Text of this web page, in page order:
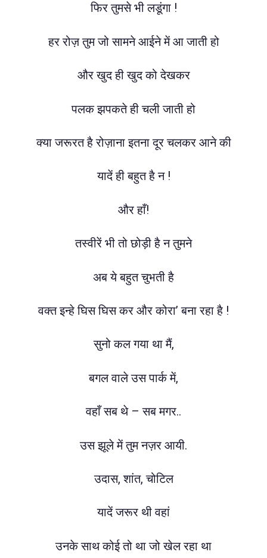
फिर तुमसे भी लडूंगा !
हर रोज़ तुम जो सामने आईने में आ जाती हो
और खुद ही खुद को देखकर
पलक झपकते ही चली जाती हो
क्या जरूरत है रोज़ाना इतना दूर चलकर आने की
यादें ही बहुत है न !
और हाँ!
तस्वीरें भी तो छोड़ी है न तुमने
अब ये बहुत चुभती है
वक्त इन्हे घिस घिस कर और कोरा’ बना रहा है !
सुनो कल गया था मैं,
बगल वाले उस पार्क में,
वहाँ सब थे – सब मगर..
उस झूले में तुम नज़र आयी.
उदास, शांत, चोटिल
यादें जरूर थी वहां
उनके साथ कोई तो था जो खेल रहा था